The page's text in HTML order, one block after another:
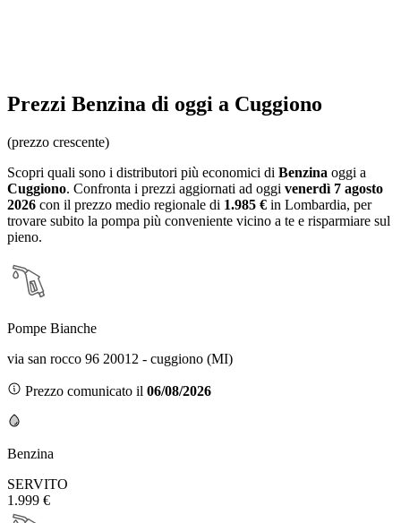
Prezzi Benzina di oggi a Cuggiono
(prezzo crescente)
Scopri quali sono i distributori più economici di Benzina oggi a
Cuggiono. Confronta i prezzi aggiornati ad oggi venerdì 7 agosto
2026 con il prezzo medio regionale di 1.985 € in Lombardia, per
trovare subito la pompa più conveniente vicino a te e risparmiare sul
pieno.
Pompe Bianche
via san rocco 96 20012 - cuggiono (MI)
Prezzo comunicato il 06/08/2026
Benzina
SERVITO
1.999 €